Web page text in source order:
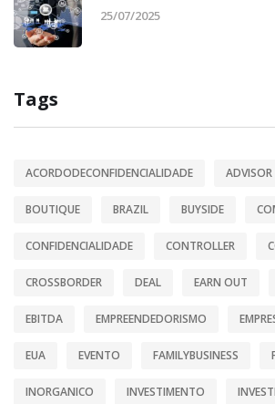
25/07/2025
Tags
ACORDODECONFIDENCIALIDADE ADVISOR
BOUTIQUE BRAZIL BUYSIDE
CONFIDENCIALIDADE CONTROLLER
CROSSBORDER DEAL EARN OUT
EBITDA EMPREENDEDORISMO
EUA EVENTO FAMILYBUSINESS
INORGANICO INVESTIMENTO